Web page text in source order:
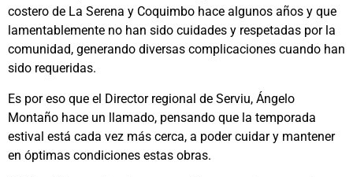
costero de La Serena y Coquimbo hace algunos años y que
lamentablemente no han sido cuidades y respetadas por la
comunidad, generando diversas complicaciones cuando han
sido requeridas.
Es por eso que el Director regional de Serviu, Ángelo
Montaño hace un llamado, pensando que la temporada
estival está cada vez más cerca, a poder cuidar y mantener
en óptimas condiciones estas obras.